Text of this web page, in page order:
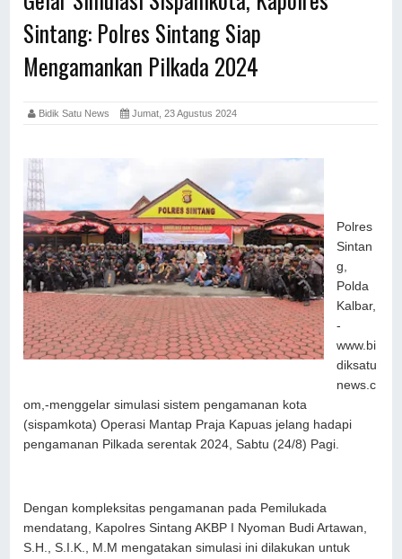
Sintang: Polres Sintang Siap
Mengamankan Pilkada 2024
Bidik Satu News Jumat, 23 Agustus 2024
Polres
Sintan
g,
Polda
Kalbar,
-
www.bi
diksatu
news.c
om,-menggelar simulasi sistem pengamanan kota
(sispamkota) Operasi Mantap Praja Kapuas jelang hadapi
pengamanan Pilkada serentak 2024, Sabtu (24/8) Pagi.
Dengan kompleksitas pengamanan pada Pemilukada
mendatang, Kapolres Sintang AKBP I Nyoman Budi Artawan,
S.H., S.I.K., M.M mengatakan simulasi ini dilakukan untuk